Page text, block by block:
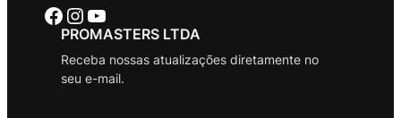
Facebook Instagram Youtube
PROMASTERS LTDA
Receba nossas atualizações diretamente no
seu e-mail.